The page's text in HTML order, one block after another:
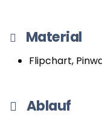
Material
Flipchart,
Ablauf